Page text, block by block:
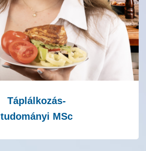
Táplálkozás-
tudományi MSc